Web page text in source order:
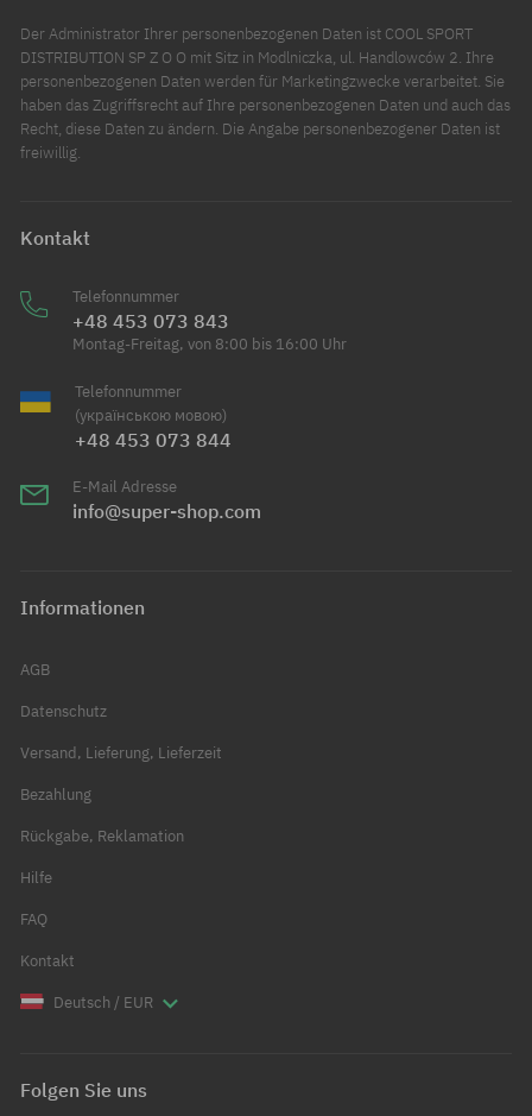
Der Administrator Ihrer personenbezogenen Daten ist COOL SPORT
DISTRIBUTION SP Z O O mit Sitz in Modlniczka, ul. Handlowców 2. Ihre
personenbezogenen Daten werden für Marketingzwecke verarbeitet. Sie
haben das Zugriffsrecht auf Ihre personenbezogenen Daten und auch das
Recht, diese Daten zu ändern. Die Angabe personenbezogener Daten ist
freiwillig.
Kontakt
Telefonnummer
+48 453 073 843
Montag-Freitag, von 8:00 bis 16:00 Uhr
Telefonnummer
(українською мовою)
+48 453 073 844
E-Mail Adresse
info@super-shop.com
Informationen
AGB
Datenschutz
Versand, Lieferung, Lieferzeit
Bezahlung
Rückgabe, Reklamation
Hilfe
FAQ
Kontakt
Deutsch / EUR
Folgen Sie uns